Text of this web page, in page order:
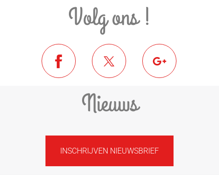
Volg ons !
Nieuws
INSCHRIJVEN NIEUWSBRIEF